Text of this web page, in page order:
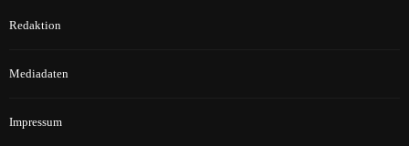
Redaktion
Mediadaten
Impressum